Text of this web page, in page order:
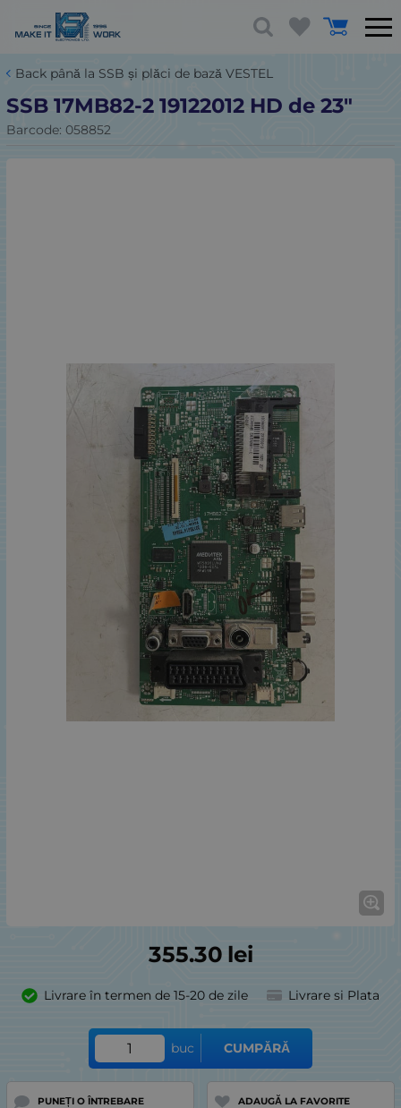
Back până la SSB și plăci de bază VESTEL
SSB 17MB82-2 19122012 HD de 23"
Barcode: 058852
355.30 lei
Livrare în termen de 15-20 de zile Livrare si Plata
buc CUMPĂRĂ
PUNEȚI O ÎNTREBARE ADAUGĂ LA FAVORITE